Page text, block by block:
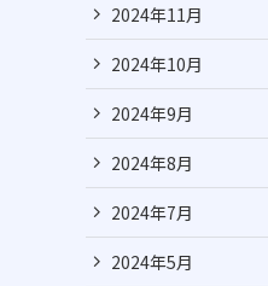
2024年11月
2024年10月
2024年9月
2024年8月
2024年7月
2024年5月